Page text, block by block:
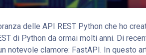
delle API REST Python che ho
di Python da ormai molti anni. Di
notevole clamore: FastAPI. In questo